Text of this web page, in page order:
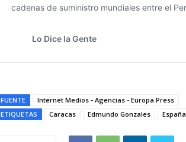
FUENTE
Internet Medios - Agencias - Europa Press
ETIQUETAS
Caracas Edmundo Gonzales España